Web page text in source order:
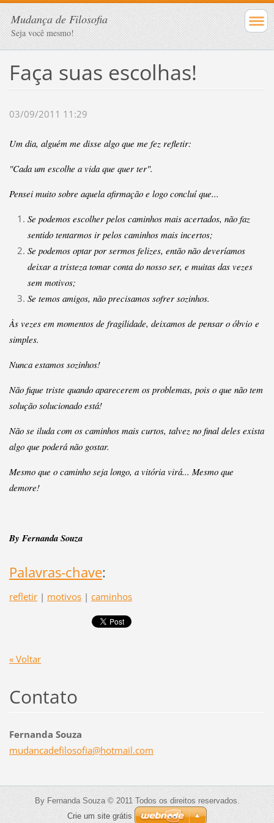
Mudança de Filosofia
Seja você mesmo!
Faça suas escolhas!
03/09/2011 11:29
Um dia, alguém me disse algo que me fez refletir:
"Cada um escolhe a vida que quer ter".
Pensei muito sobre aquela afirmação e logo concluí que...
Se podemos escolher pelos caminhos mais acertados, não faz
sentido tentarmos ir pelos caminhos mais incertos;
Se podemos optar por sermos felizes, então não deveríamos
deixar a tristeza tomar conta do nosso ser, e muitas das vezes
sem motivos;
Se temos amigos, não precisamos sofrer sozinhos.
Às vezes em momentos de fragilidade, deixamos de pensar o óbvio e
simples.
Nunca estamos sozinhos!
Não fique triste quando aparecerem os problemas, pois o que não tem
solução solucionado está!
Não se iluda com os caminhos mais curtos, talvez no final deles exista
algo que poderá não gostar.
Mesmo que o caminho seja longo, a vitória virá... Mesmo que
demore!
By Fernanda Souza
Palavras-chave:
refletir | motivos | caminhos
« Voltar
Contato
Fernanda Souza
mudancadefilosofia@hotmail.com
By Fernanda Souza © 2011 Todos os direitos reservados.
Crie um site grátis